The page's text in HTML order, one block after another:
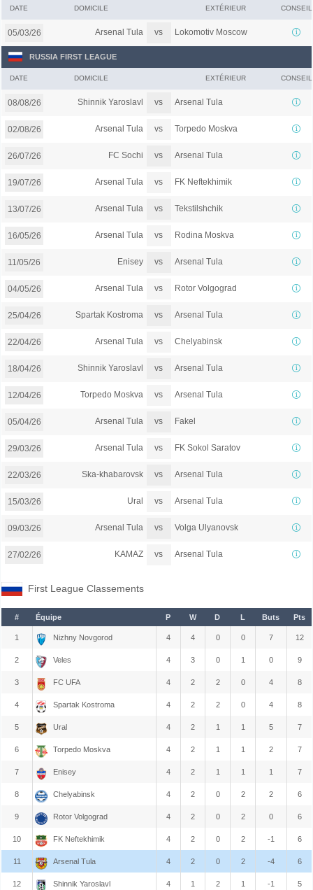
DATE DOMICILE EXTÉRIEUR CONSEIL
05/03/26 Arsenal Tula vs Lokomotiv Moscow
RUSSIA FIRST LEAGUE
DATE DOMICILE EXTÉRIEUR CONSEIL
08/08/26 Shinnik Yaroslavl vs Arsenal Tula
02/08/26 Arsenal Tula vs Torpedo Moskva
26/07/26 FC Sochi vs Arsenal Tula
19/07/26 Arsenal Tula vs FK Neftekhimik
13/07/26 Arsenal Tula vs Tekstilshchik
16/05/26 Arsenal Tula vs Rodina Moskva
11/05/26 Enisey vs Arsenal Tula
04/05/26 Arsenal Tula vs Rotor Volgograd
25/04/26 Spartak Kostroma vs Arsenal Tula
22/04/26 Arsenal Tula vs Chelyabinsk
18/04/26 Shinnik Yaroslavl vs Arsenal Tula
12/04/26 Torpedo Moskva vs Arsenal Tula
05/04/26 Arsenal Tula vs Fakel
29/03/26 Arsenal Tula vs FK Sokol Saratov
22/03/26 Ska-khabarovsk vs Arsenal Tula
15/03/26 Ural vs Arsenal Tula
09/03/26 Arsenal Tula vs Volga Ulyanovsk
27/02/26 KAMAZ vs Arsenal Tula
First League Classements
# Équipe P W D L Buts Pts
1 Nizhny Novgorod 4 4 0 0 7 12
2 Veles 4 3 0 1 0 9
3 FC UFA 4 2 2 0 4 8
4 Spartak Kostroma 4 2 2 0 4 8
5 Ural 4 2 1 1 5 7
6 Torpedo Moskva 4 2 1 1 2 7
7 Enisey 4 2 1 1 1 7
8 Chelyabinsk 4 2 0 2 2 6
9 Rotor Volgograd 4 2 0 2 0 6
10 FK Neftekhimik 4 2 0 2 -1 6
11 Arsenal Tula 4 2 0 2 -4 6
12 Shinnik Yaroslavl 4 1 2 1 -1 5